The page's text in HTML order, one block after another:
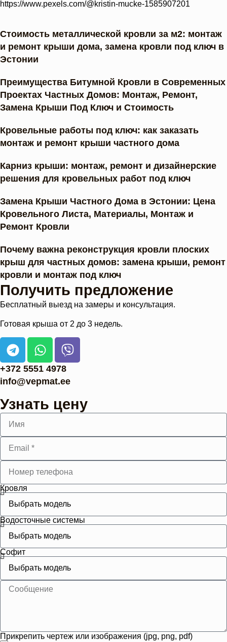
https://www.pexels.com/@kristin-mucke-1585907201
Стоимость металлической кровли за м2: монтаж
и ремонт крыши дома, замена кровли под ключ в
Эстонии
Преимущества Битумной Кровли в Современных
Проектах Частных Домов: Монтаж, Ремонт,
Замена Крыши Под Ключ и Стоимость
Кровельные работы под ключ: как заказать
монтаж и ремонт крыши частного дома
Карниз крыши: монтаж, ремонт и дизайнерские
решения для кровельных работ под ключ
Замена Крыши Частного Дома в Эстонии: Цена
Кровельного Листа, Материалы, Монтаж и
Ремонт Кровли
Почему важна реконструкция кровли плоских
крыш для частных домов: замена крыши, ремонт
кровли и монтаж под ключ
Получить предложение
Бесплатный выезд на замеры и консультация.
Готовая крыша от 2 до 3 недель.
+372 5551 4978
info@vepmat.ee
Узнать цену
Кровля
Водосточные системы
Софит
Прикрепить чертеж или изображения (jpg, png, pdf)